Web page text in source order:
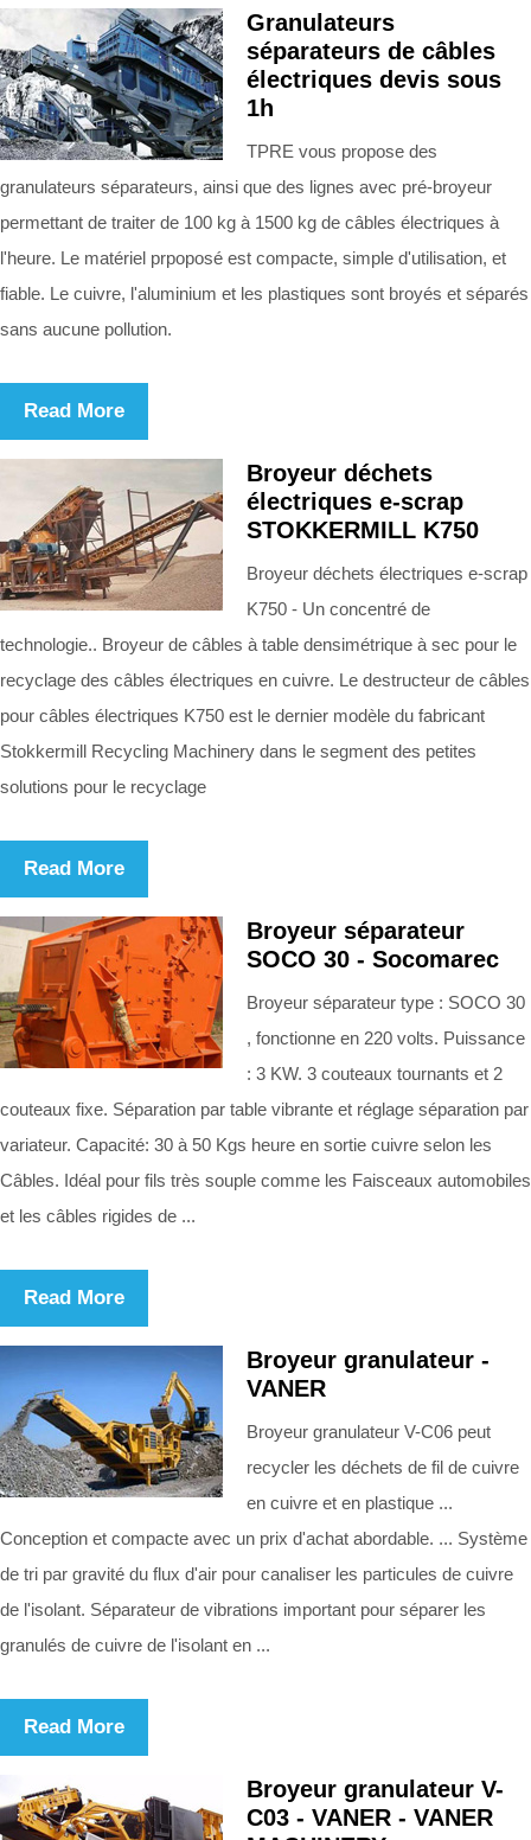
Granulateurs
séparateurs de câbles
électriques devis sous
1h
TPRE vous propose des
granulateurs séparateurs, ainsi que des lignes avec pré-broyeur
permettant de traiter de 100 kg à 1500 kg de câbles électriques à
l'heure. Le matériel prpoposé est compacte, simple d'utilisation, et
fiable. Le cuivre, l'aluminium et les plastiques sont broyés et séparés
sans aucune pollution.
Read More
Broyeur déchets
électriques e-scrap
STOKKERMILL K750
Broyeur déchets électriques e-scrap
K750 - Un concentré de
technologie.. Broyeur de câbles à table densimétrique à sec pour le
recyclage des câbles électriques en cuivre. Le destructeur de câbles
pour câbles électriques K750 est le dernier modèle du fabricant
Stokkermill Recycling Machinery dans le segment des petites
solutions pour le recyclage
Read More
Broyeur séparateur
SOCO 30 - Socomarec
Broyeur séparateur type : SOCO 30
, fonctionne en 220 volts. Puissance
: 3 KW. 3 couteaux tournants et 2
couteaux fixe. Séparation par table vibrante et réglage séparation par
variateur. Capacité: 30 à 50 Kgs heure en sortie cuivre selon les
Câbles. Idéal pour fils très souple comme les Faisceaux automobiles
et les câbles rigides de ...
Read More
Broyeur granulateur -
VANER
Broyeur granulateur V-C06 peut
recycler les déchets de fil de cuivre
en cuivre et en plastique ...
Conception et compacte avec un prix d'achat abordable. ... Système
de tri par gravité du flux d'air pour canaliser les particules de cuivre
de l'isolant. Séparateur de vibrations important pour séparer les
granulés de cuivre de l'isolant en ...
Read More
Broyeur granulateur V-
C03 - VANER - VANER